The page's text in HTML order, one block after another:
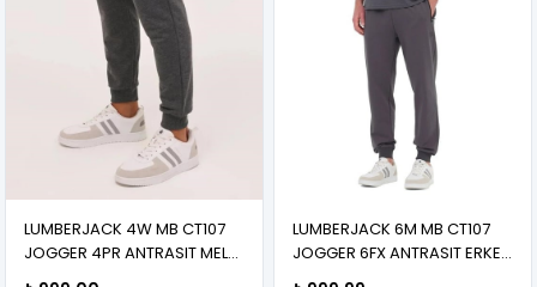
LUMBERJACK 4W MB CT107
JOGGER 4PR ANTRASIT MEL
LUMBERJACK 6M MB CT107
JOGGER 6FX ANTRASIT ERKEK